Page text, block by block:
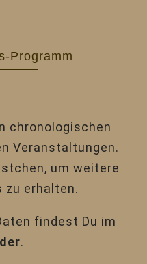
Programm
chronologischen
Veranstaltungen.
um weitere
zu erhalten.
findest Du im
.